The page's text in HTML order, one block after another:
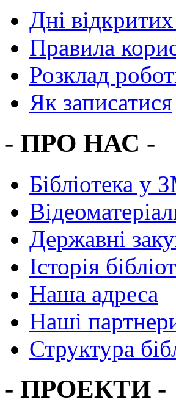
Дні
Правила
Розклад
Як записатися
- ПРО НАС -
Бібліотека у
Державні
Історія
Наша адреса
Наші
Структура
- ПРОЕКТИ -